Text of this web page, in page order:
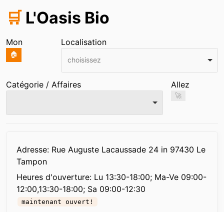
🛒 L'Oasis Bio
Mon
🏠
Localisation
choisissez
Catégorie / Affaires Allez
🚀
Adresse: Rue Auguste Lacaussade 24 in 97430 Le
Tampon
Heures d'ouverture: Lu 13:30-18:00; Ma-Ve 09:00-
12:00,13:30-18:00; Sa 09:00-12:30
maintenant ouvert!